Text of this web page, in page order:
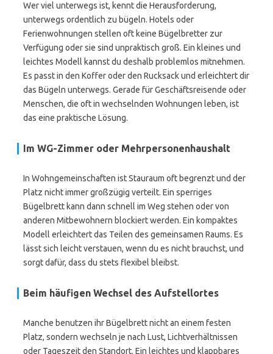
Wer viel unterwegs ist, kennt die Herausforderung,
unterwegs ordentlich zu bügeln. Hotels oder
Ferienwohnungen stellen oft keine Bügelbretter zur
Verfügung oder sie sind unpraktisch groß. Ein kleines und
leichtes Modell kannst du deshalb problemlos mitnehmen.
Es passt in den Koffer oder den Rucksack und erleichtert dir
das Bügeln unterwegs. Gerade für Geschäftsreisende oder
Menschen, die oft in wechselnden Wohnungen leben, ist
das eine praktische Lösung.
Im WG-Zimmer oder Mehrpersonenhaushalt
In Wohngemeinschaften ist Stauraum oft begrenzt und der
Platz nicht immer großzügig verteilt. Ein sperriges
Bügelbrett kann dann schnell im Weg stehen oder von
anderen Mitbewohnern blockiert werden. Ein kompaktes
Modell erleichtert das Teilen des gemeinsamen Raums. Es
lässt sich leicht verstauen, wenn du es nicht brauchst, und
sorgt dafür, dass du stets flexibel bleibst.
Beim häufigen Wechsel des Aufstellortes
Manche benutzen ihr Bügelbrett nicht an einem festen
Platz, sondern wechseln je nach Lust, Lichtverhältnissen
oder Tageszeit den Standort. Ein leichtes und klappbares